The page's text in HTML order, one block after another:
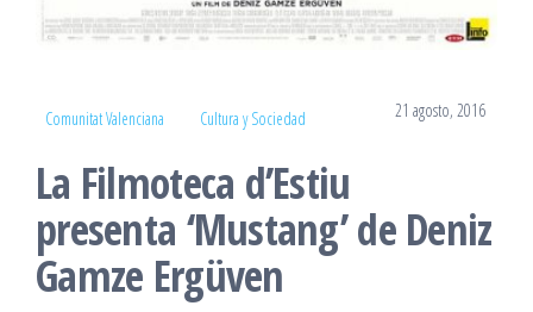
Comunitat Valenciana Cultura y Sociedad 21 agosto, 2016
La Filmoteca d’Estiu
presenta ‘Mustang’ de Deniz
Gamze Ergüven